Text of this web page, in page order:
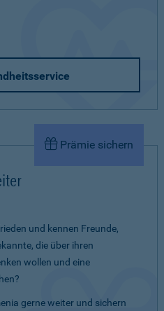
Prämie sichern
und kennen Freunde,
die über ihren
wollen und eine
gerne weiter und sichern